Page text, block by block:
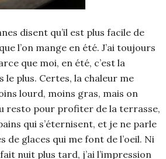
disent qu’il est plus facile de
l’on mange en été. J’ai toujours
que moi, en été, c’est la
le plus. Certes, la chaleur me
lourd, moins gras, mais on
resto pour profiter de la terrasse,
qui s’éternisent, et je ne parle
de glaces qui me font de l’oeil. Ni
nuit plus tard, j’ai l’impression